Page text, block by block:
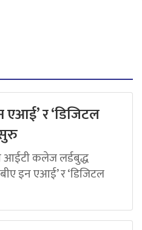
एआई’ र ‘डिजिटल
आईटी कलेज लर्डबुद्ध
इन एआई’ र ‘डिजिटल